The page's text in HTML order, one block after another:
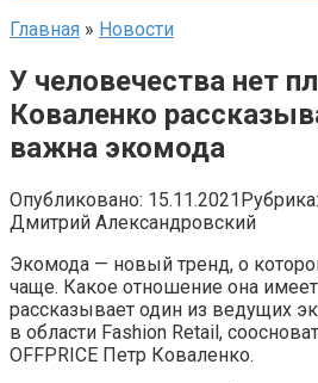
Главная » Новости
У человечества нет
Коваленко
важна экомода
Опубликовано: 15.11.2021Рубрика:
Дмитрий Александровский
Экомода — новый тренд, о
чаще. Какое отношение она
рассказывает один из ведущих
в области Fashion Retail,
OFFPRICE Петр Коваленко.